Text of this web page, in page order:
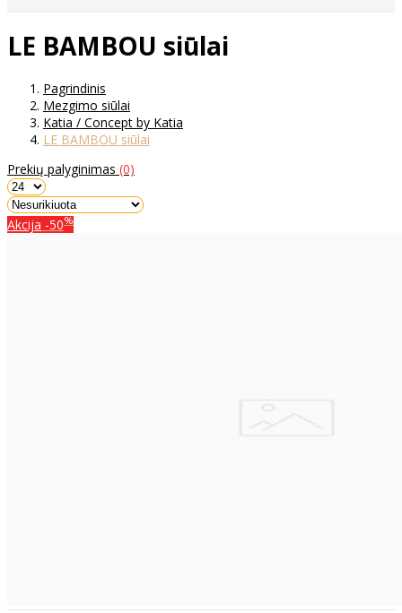
LE BAMBOU siūlai
Pagrindinis
Mezgimo siūlai
Katia / Concept by Katia
LE BAMBOU siūlai
Prekių palyginimas (0)
Akcija -50%